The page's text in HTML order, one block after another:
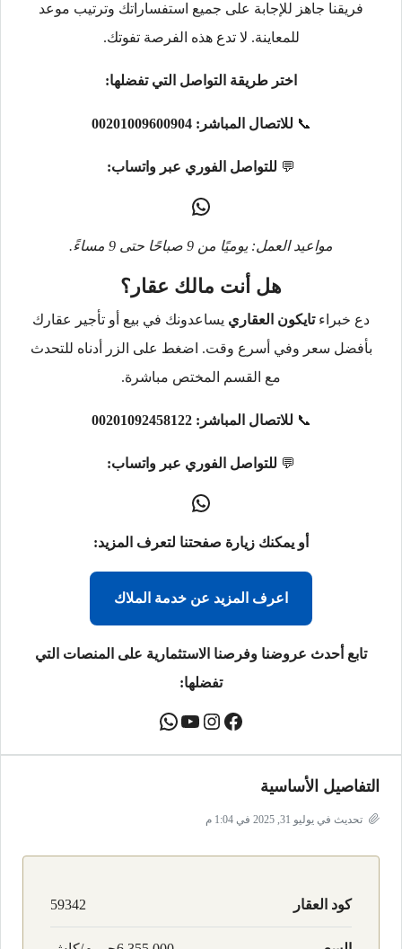
فريقنا جاهز للإجابة على جميع استفساراتك وترتيب موعد
للمعاينة. لا تدع هذه الفرصة تفوتك.
اختر طريقة التواصل التي تفضلها:
📞 للاتصال المباشر: 00201009600904
💬 للتواصل الفوري عبر واتساب:
مواعيد العمل: يوميًا من 9 صباحًا حتى 9 مساءً.
هل أنت مالك عقار؟
دع خبراءتايكون العقاري يساعدونك في بيع أو تأجير عقارك
بأفضل سعر وفي أسرع وقت. اضغط على الزر أدناه للتحدث
مع القسم المختص مباشرة.
📞 للاتصال المباشر: 00201092458122
💬 للتواصل الفوري عبر واتساب:
أو يمكنك زيارة صفحتنا لتعرف المزيد:
اعرف المزيد عن خدمة الملاك
تابع أحدث عروضنا وفرصنا الاستثمارية على المنصات التي
تفضلها:
التفاصيل الأساسية
تحديث في يوليو 31, 2025 في 1:04 م
كود العقار 59342